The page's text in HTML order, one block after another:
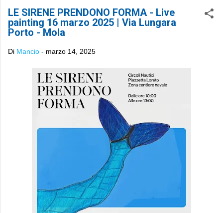
LE SIRENE PRENDONO FORMA - Live
painting 16 marzo 2025 | Via Lungara
Porto - Mola
Di Mancio - marzo 14, 2025